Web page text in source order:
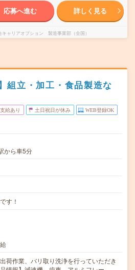
応募へ進む 詳しく見る
キャリアオプション 製造事業部（全国）
組立・加工・食品製造な
給あり 土日祝日が休み WEB登録OK
から車5分
す！
荷作業、バリ取り洗浄を行っていただき